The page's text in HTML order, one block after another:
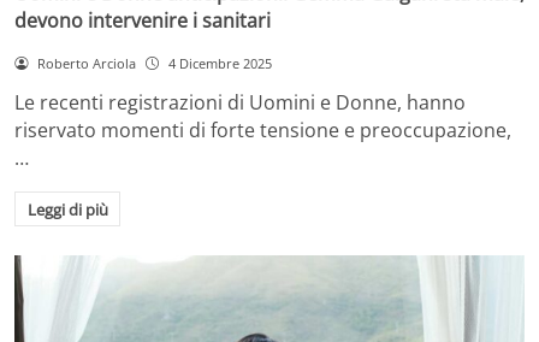
devono intervenire i sanitari
Roberto Arciola 4 Dicembre 2025
Le recenti registrazioni di Uomini e Donne, hanno
riservato momenti di forte tensione e preoccupazione,
…
Leggi di più